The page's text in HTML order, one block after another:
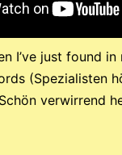
I’ve just found
(Spezialisten
verwirrend